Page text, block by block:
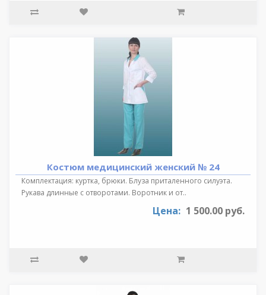
Костюм медицинский женский № 24
Комплектация: куртка, брюки. Блуза приталенного силуэта.
Рукава длинные с отворотами. Воротник и от..
Цена: 1 500.00 руб.